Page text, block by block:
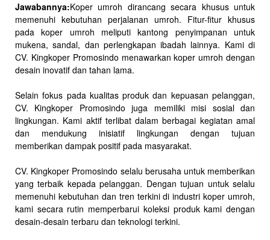
Jawabannya:Koper umroh dirancang secara khusus untuk
memenuhi kebutuhan perjalanan umroh. Fitur-fitur khusus
pada koper umroh meliputi kantong penyimpanan untuk
mukena, sandal, dan perlengkapan ibadah lainnya. Kami di
CV. Kingkoper Promosindo menawarkan koper umroh dengan
desain inovatif dan tahan lama.
Selain fokus pada kualitas produk dan kepuasan pelanggan,
CV. Kingkoper Promosindo juga memiliki misi sosial dan
lingkungan. Kami aktif terlibat dalam berbagai kegiatan amal
dan mendukung inisiatif lingkungan dengan tujuan
memberikan dampak positif pada masyarakat.
CV. Kingkoper Promosindo selalu berusaha untuk memberikan
yang terbaik kepada pelanggan. Dengan tujuan untuk selalu
memenuhi kebutuhan dan tren terkini di industri koper umroh,
kami secara rutin memperbarui koleksi produk kami dengan
desain-desain terbaru dan teknologi terkini.